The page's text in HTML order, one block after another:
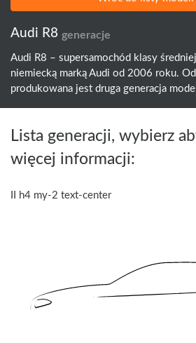
Audi R8 generacje
Audi R8 – supersamochód klasy
niemiecką marką Audi od 2006 roku.
produkowana jest druga generacja
Lista generacji, wybierz
więcej informacji:
II h4 my-2 text-center